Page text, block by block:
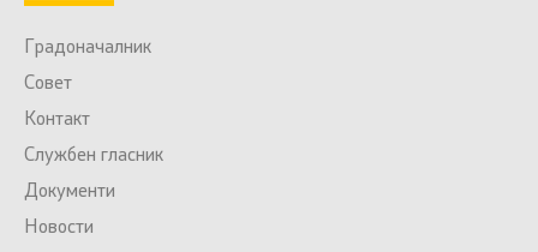
Градоначалник
Совет
Контакт
Службен гласник
Документи
Новости